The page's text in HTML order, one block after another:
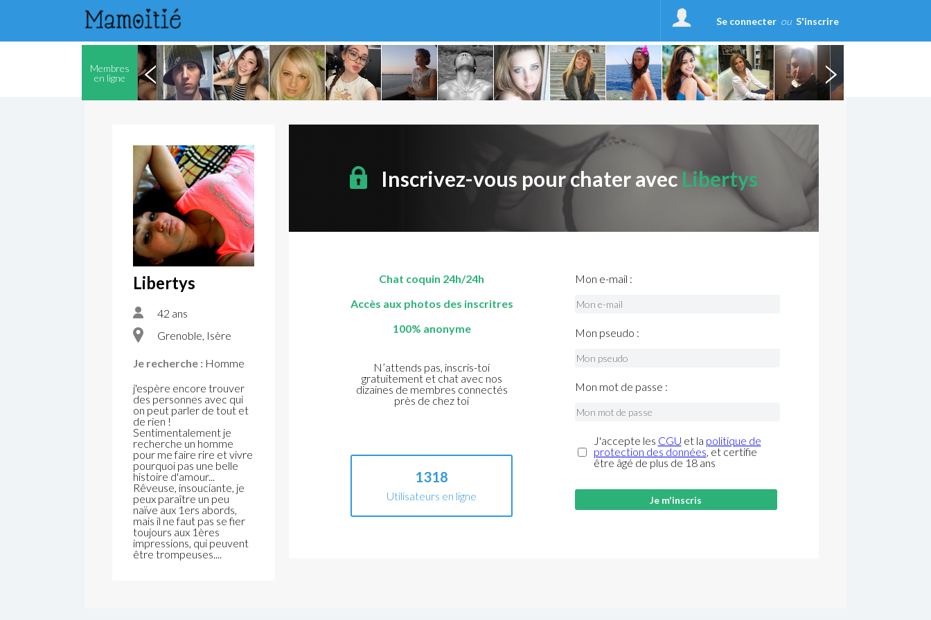
Se connecter ou S'inscrire
Membres
en ligne
Libertys
42 ans
Grenoble, Isère
Je recherche : Homme
j'espère encore trouver
des personnes avec qui
on peut parler de tout et
de rien !
Sentimentalement je
recherche un homme
pour me faire rire et vivre
pourquoi pas une belle
histoire d'amour...
Rêveuse, insouciante, je
peux paraître un peu
naïve aux 1ers abords,
mais il ne faut pas se fier
toujours aux 1ères
impressions, qui peuvent
être trompeuses....
Inscrivez-vous pour chater avec Libertys
Chat coquin 24h/24h
Accès aux photos des inscritres
100% anonyme
N’attends pas, inscris-toi
gratuitement et chat avec nos
dizaines de membres connectés
près de chez toi
1318
Utilisateurs en ligne
Mon e-mail :
Mon pseudo :
Mon mot de passe :
J'accepte les CGU et la politique de
protection des données, et certifie
être âgé de plus de 18 ans